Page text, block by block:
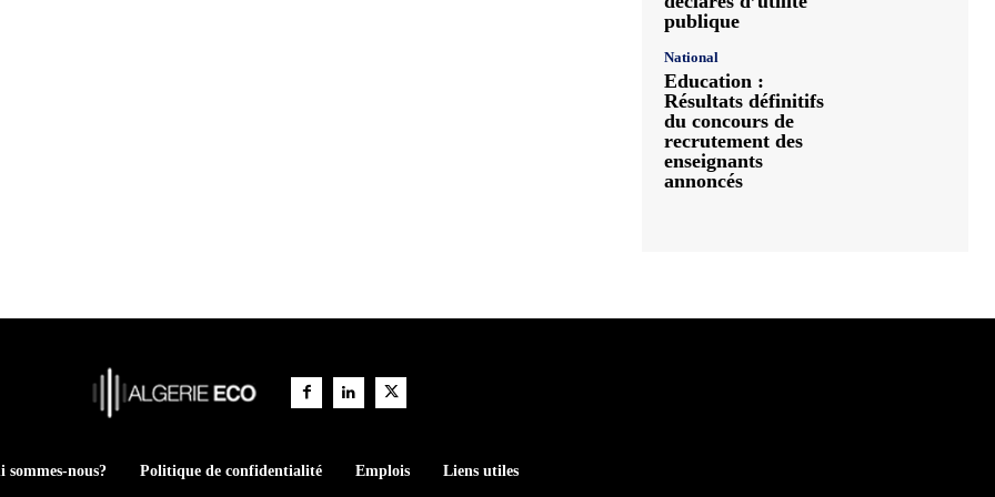
publique
National
Education :
Résultats définitifs
du concours de
recrutement des
enseignants
annoncés
sommes-nous? Politique de confidentialité Emplois Liens utiles